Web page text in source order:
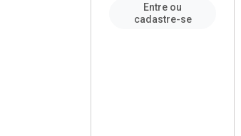
Entre ou
cadastre-se